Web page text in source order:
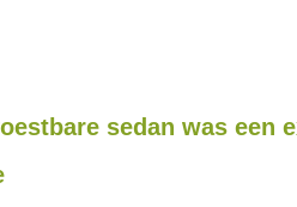
sedan was een